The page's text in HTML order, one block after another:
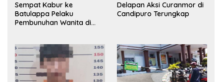
Sempat Kabur ke
Batulappa Pelaku
Pembunuhan Wanita di
Delapan Aksi Curanmor di
Candipuro Terungkap